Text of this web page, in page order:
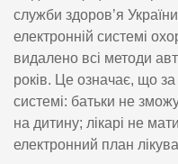
служби здоров’я
електронній системі
видалено всі методи
років. Це означає, що за
системі: батьки не
на дитину; лікарі не
електронний план